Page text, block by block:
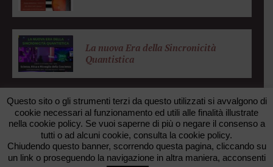
La nuova Era della Sincronicità
Quantistica
© 2026 FONDAZIONE ZANOTTO. All rights reserved. •
FAXUNO WEB AGENCY
Questo sito o gli strumenti terzi da questo utilizzati si avvalgono di
cookie necessari al funzionamento ed utili alle finalità illustrate
nella cookie policy. Se vuoi saperne di più o negare il consenso a
tutti o ad alcuni cookie, consulta la cookie policy.
Chiudendo questo banner, scorrendo questa pagina, cliccando su
un link o proseguendo la navigazione in altra maniera, acconsenti